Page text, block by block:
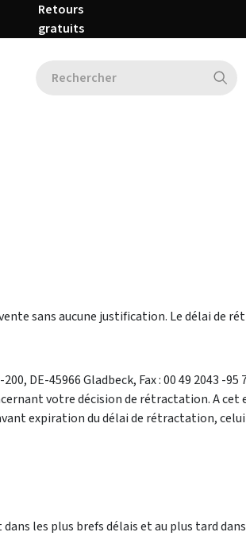
Retours
gratuits
sans aucune justification. Le délai de
DE-45966 Gladbeck, Fax : 00 49 2043 -95
votre décision de rétractation. A cet
expiration du délai de rétractation,
les plus brefs délais et au plus tard